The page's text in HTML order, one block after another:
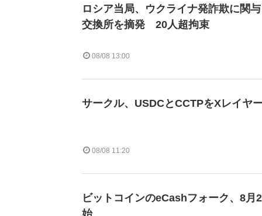
ロシア当局、ウクライナ発詐欺に関
交換所を摘発 20人超拘束
08/08 13:00
サークル、USDCとCCTPをXレイヤ
08/08 11:20
ビットコインのeCashフォーク、8月